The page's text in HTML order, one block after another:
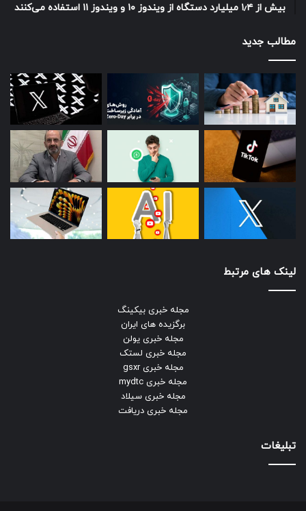
بیش از ۱٫۴ میلیارد دستگاه از ویندوز ۱۰ و ویندوز ۱۱ استفاده می‌کنند
مطالب جدید
لینک های مرتبط
مجله خبری بیکینگ
برگزیده های ایران
مجله خبری یولن
مجله خبری لستک
مجله خبری gsxr
مجله خبری mydtc
مجله خبری سیلاد
مجله خبری دریافت
تبلیغات